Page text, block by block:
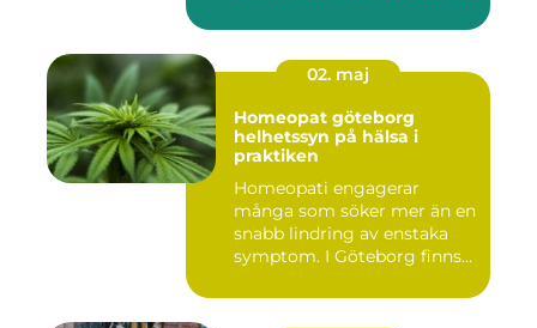
02. maj
Homeopat göteborg
helhetssyn på hälsa i
praktiken
Homeopati engagerar
många som söker mer än en
snabb lindring av enstaka
symptom. I Göteborg finns